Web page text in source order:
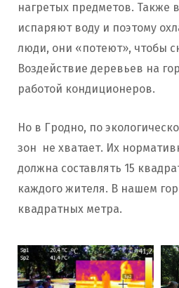
нагретых предметов. Также
испаряют воду и поэтому
люди, они «потеют», чтобы
Воздействие деревьев на
работой кондиционеров.
Но в Гродно, по
зон не хватает. Их
должна составлять 15
каждого жителя. В нашем
квадратных метра.